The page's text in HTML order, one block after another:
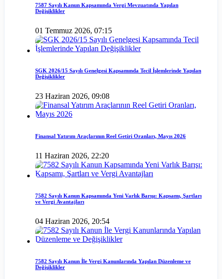
7587 Sayılı Kanun Kapsamında Vergi Mevzuatında Yapılan
Değişiklikler
01 Temmuz 2026, 07:15
SGK 2026/15 Sayılı Genelgesi Kapsamında Tecil İşlemlerinde Yapılan
Değişiklikler
23 Haziran 2026, 09:08
Finansal Yatırım Araçlarının Reel Getiri Oranları, Mayıs 2026
11 Haziran 2026, 22:20
7582 Sayılı Kanun Kapsamında Yeni Varlık Barışı: Kapsamı, Şartları
ve Vergi Avantajları
04 Haziran 2026, 20:54
7582 Sayılı Kanun İle Vergi Kanunlarında Yapılan Düzenleme ve
Değişiklikler